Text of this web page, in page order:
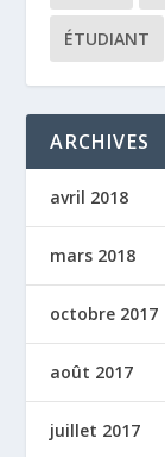
ÉTUDIANT
ARCHIVES
avril 2018
mars 2018
octobre 2017
août 2017
juillet 2017